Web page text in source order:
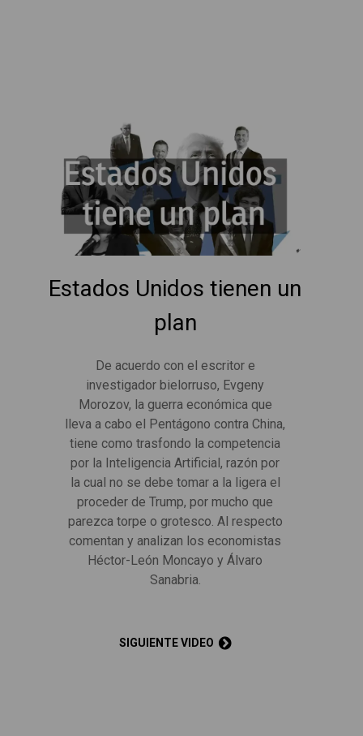
Estados Unidos tienen un
plan
De acuerdo con el escritor e
investigador bielorruso, Evgeny
Morozov, la guerra económica que
lleva a cabo el Pentágono contra China,
tiene como trasfondo la competencia
por la Inteligencia Artificial, razón por
la cual no se debe tomar a la ligera el
proceder de Trump, por mucho que
parezca torpe o grotesco. Al respecto
comentan y analizan los economistas
Héctor-León Moncayo y Álvaro
Sanabria.
SIGUIENTE VIDEO